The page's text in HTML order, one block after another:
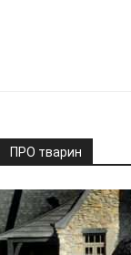
ПРО тварин